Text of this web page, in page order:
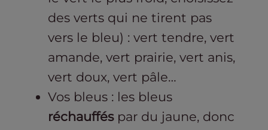
des verts qui ne tirent pas
vers le bleu) : vert tendre, vert
amande, vert prairie, vert anis,
vert doux, vert pâle…
Vos bleus : les bleus
réchaufféspar du jaune, donc